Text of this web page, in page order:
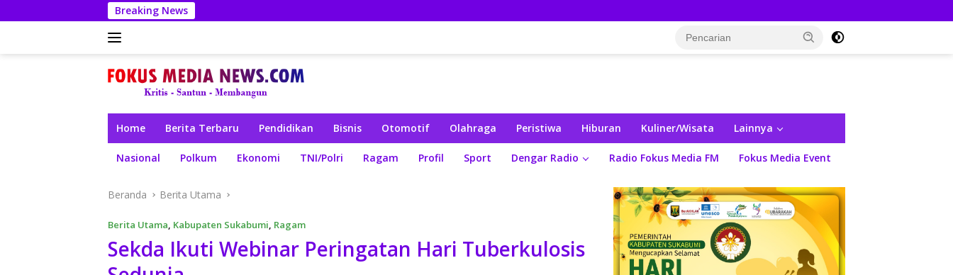
ke
Breaking News
Home Berita Terbaru Pendidikan Bisnis Otomotif Olahraga Peristiwa Hiburan Kuliner/Wisata Lainnya
Nasional Polkum Ekonomi TNI/Polri Ragam Profil Sport Dengar Radio Radio Fokus Media FM Fokus Media Event
Beranda Berita Utama
Berita Utama, Kabupaten Sukabumi, Ragam
Sekda Ikuti Webinar Peringatan Hari Tuberkulosis